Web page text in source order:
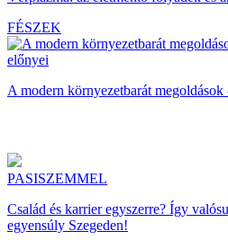
FÉSZEK
A modern környezetbarát
PASISZEMMEL
Család és karrier egyszerre? Így
egyensúly Szegeden!